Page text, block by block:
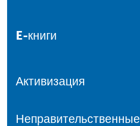
E-книги
Активизация
Неправительственные